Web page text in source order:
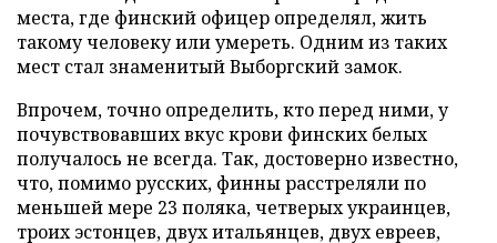
места, где финский офицер определял, жить
такому человеку или умереть. Одним из таких
мест стал знаменитый Выборгский замок.
Впрочем, точно определить, кто перед ними, у
почувствовавших вкус крови финских белых
получалось не всегда. Так, достоверно известно,
что, помимо русских, финны расстреляли по
меньшей мере 23 поляка, четверых украинцев,
троих эстонцев, двух итальянцев, двух евреев,